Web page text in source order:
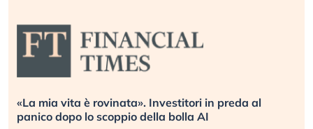
Quando la finanza pesa più dell’economia reale.
L’America sta ripetendo gli errori del 2008?